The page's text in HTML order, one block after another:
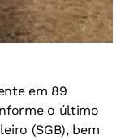
em 89
o último
(SGB), bem